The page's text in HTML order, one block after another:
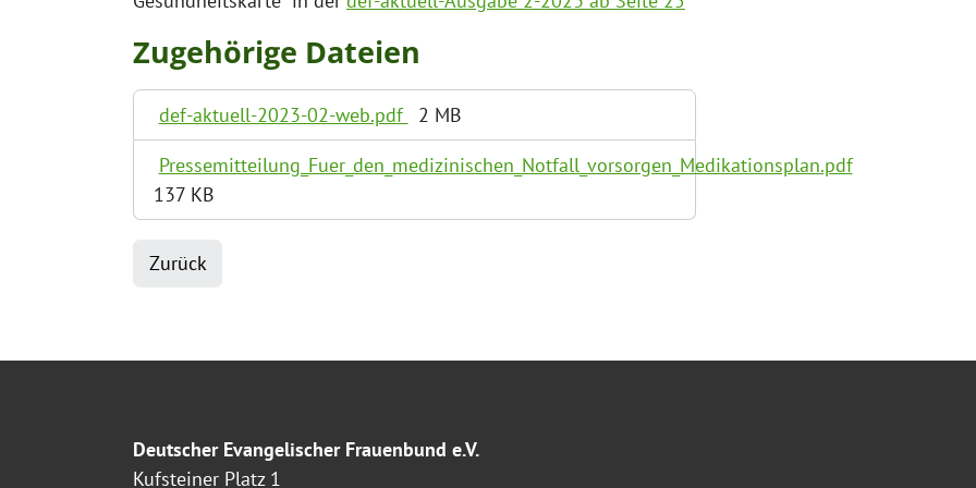
Zugehörige Dateien
def-aktuell-2023-02-web.pdf
2 MB
Pressemitteilung_Fuer_den_medizinischen_Notfall_vorsorgen_Medikationsplan.pdf
137 KB
Zurück
Deutscher Evangelischer Frauenbund e.V.
Kufsteiner Platz 1